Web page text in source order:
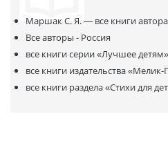
Маршак С. Я. — все книги автора
Все авторы - Россия
все книги серии«Лучшее детям»
все книги издательства«Мелик-
все книги раздела«Стихи для